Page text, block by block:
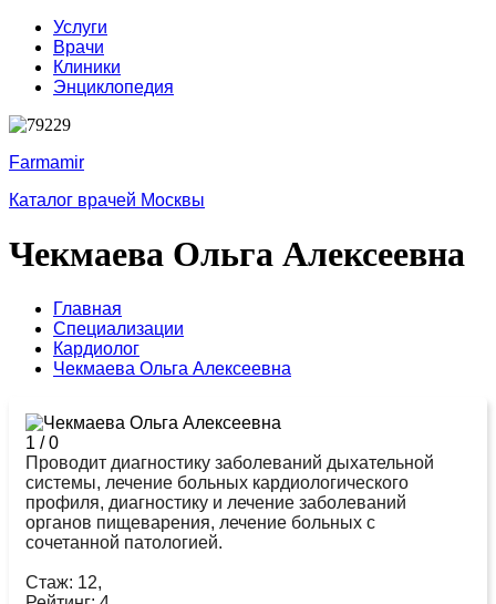
Услуги
Врачи
Клиники
Энциклопедия
Farmamir
Каталог врачей Москвы
Чекмаева Ольга Алексеевна
Главная
Специализации
Кардиолог
Чекмаева Ольга Алексеевна
1 /0
Проводит диагностику заболеваний дыхательной
системы, лечение больных кардиологического
профиля, диагностику и лечение заболеваний
органов пищеварения, лечение больных с
сочетанной патологией.
Стаж: 12,